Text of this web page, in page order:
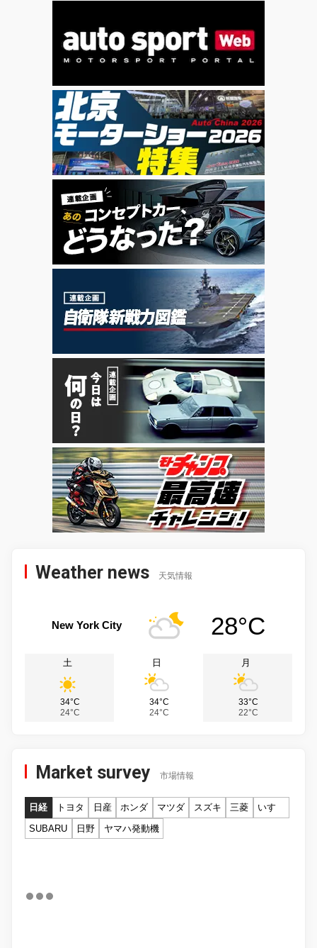
Weather news 天気情報
New York City 28°C
土
34°C
24°C
日
34°C
24°C
月
33°C
22°C
Market survey 市場情報
日経 トヨタ 日産 ホンダ マツダ スズキ 三菱
いすゞ
SUBARU
日野 ヤマハ発動機